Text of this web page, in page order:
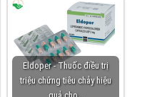
Eldoper - Thuốc điều trị
triệu chứng tiêu chảy hiệu